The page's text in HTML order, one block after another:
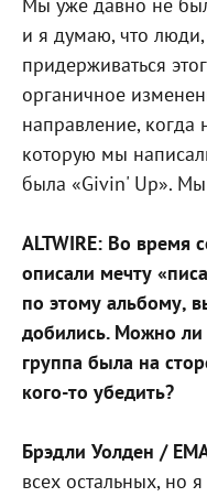
Мы уже давно не
и я думаю, что
придерживаться
органичное
направление, когда
которую мы
была «Givin' Up». Мы
ALTWIRE: Во время
описали мечту
по этому альбому,
добились. Можно ли
группа была на
кого-то убедить?
Брэдли Уолден /
всех остальных, но